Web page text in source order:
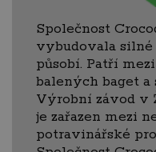
Společnost
vybudovala
působí. Patří
balených baget
Výrobní závod v
je zařazen mezi
potravinářské